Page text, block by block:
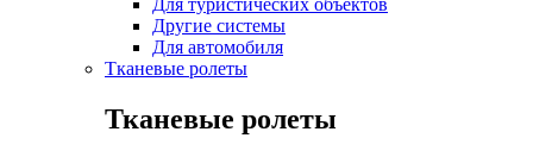
Для туристических объектов
Другие системы
Для автомобиля
Тканевые ролеты
Тканевые ролеты